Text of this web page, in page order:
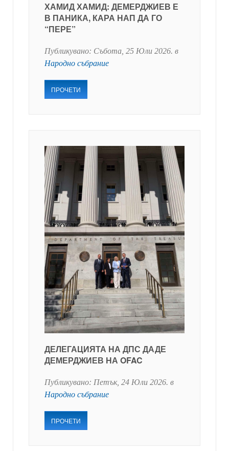
ХАМИД ХАМИД: ДЕМЕРДЖИЕВ Е
В ПАНИКА, КАРА НАП ДА ГО
“ПЕРЕ”
Публикувано: Събота, 25 Юли 2026. в
Народно събрание
ПРОЧЕТИ
ДЕЛЕГАЦИЯТА НА ДПС ДАДЕ
ДЕМЕРДЖИЕВ НА OFAC
Публикувано: Петък, 24 Юли 2026. в
Народно събрание
ПРОЧЕТИ